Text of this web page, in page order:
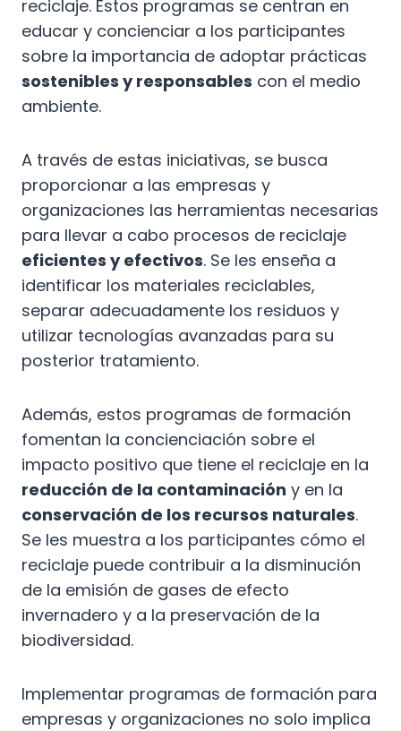
reciclaje. Estos programas se centran en
educar y concienciar a los participantes
sobre la importancia de adoptar prácticas
sostenibles y responsables con el medio
ambiente.
A través de estas iniciativas, se busca
proporcionar a las empresas y
organizaciones las herramientas necesarias
para llevar a cabo procesos de reciclaje
eficientes y efectivos. Se les enseña a
identificar los materiales reciclables,
separar adecuadamente los residuos y
utilizar tecnologías avanzadas para su
posterior tratamiento.
Además, estos programas de formación
fomentan la concienciación sobre el
impacto positivo que tiene el reciclaje en la
reducción de la contaminación y en la
conservación de los recursos naturales.
Se les muestra a los participantes cómo el
reciclaje puede contribuir a la disminución
de la emisión de gases de efecto
invernadero y a la preservación de la
biodiversidad.
Implementar programas de formación para
empresas y organizaciones no solo implica